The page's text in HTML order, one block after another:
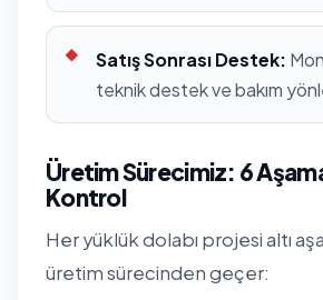
Satış Sonrası Destek:
teknik destek ve bakım
Üretim Sürecimiz: 6
Kontrol
Her yüklük dolabı projesi altı
üretim sürecinden geçer: